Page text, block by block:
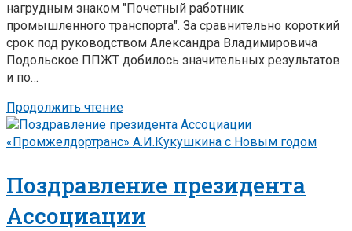
нагрудным знаком "Почетный работник
промышленного транспорта". За сравнительно короткий
срок под руководством Александра Владимировича
Подольское ППЖТ добилось значительных результатов
и по…
Продолжить чтение
Поздравление президента
Ассоциации